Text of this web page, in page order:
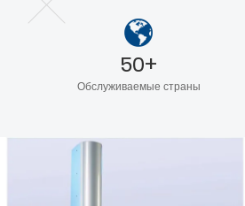
50+
Обслуживаемые страны